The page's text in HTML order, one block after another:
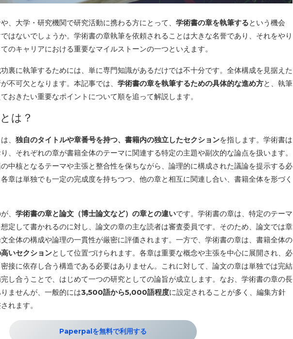
、大学・研究機関で研究活動に携わる方にとって、 学術書の章を執筆するという機会
はないでしょうか。学術書の章執筆を依頼されることは大きな名誉であり、それをやり
のキャリアにおける重要なマイルストーンの一つといえます。
裏に執筆するためには、単に専門知識があるだけでは不十分です。全体構成を見据えた
不可欠となります。本記事では、 学術書の章を執筆するための具体的な進め方と、執筆
おきたい重要なポイントについて順を追って解説します。
は？
、 独自のタイトルや章番号を持つ、書籍内の独立したセクションを指します。学術書は
、それぞれの章が書籍全体のテーマに関連する特定の主題や副次的な論点を扱います。
中核となるテーマや主張と整合性を保ちながら、論理的に構成された議論を提示する必
章は単独でも一定の完成度を持ちつつ、他の章と相互に関連し合い、書籍全体を形づく
、 学術書の章と論文（博士論文など）の章との違いです。学術書の章は、特定のテーマ
定して書かれるのに対し、論文の章の主な読者は審査委員です。そのため、論文では章
全体の構成や論理の一貫性が厳密に評価されます。一方で、学術書の章は、書籍全体の
いセクションとして位置づけられます。各章は重要な概念や主張を中心に展開され、必
接に依存し合う構造である必要はありません。これに対して、論文の章は単独では完結
し合うことで、はじめて一つの研究としての論旨が成立します。なお、学術書の章の長
ませんが、一般的には3,500語から5,000語程度に設定されることが多く、編集方針
れます。
Paperpalを無料で利用する